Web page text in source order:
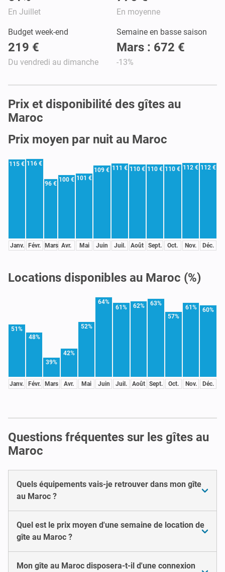
En Juillet En moyenne
Budget week-end
219 €
Du vendredi au dimanche
Semaine en basse saison
Mars : 672 €
-13%
Prix et disponibilité des gîtes au
Maroc
Prix moyen par nuit au Maroc
115 €
Janv.
116 €
Févr.
96 €
Mars
100 €
Avr.
101 €
Mai
109 €
Juin
111 €
Juil.
110 €
Août
110 €
Sept.
110 €
Oct.
112 €
Nov.
112 €
Déc.
Locations disponibles au Maroc (%)
51%
Janv.
48%
Févr.
39%
Mars
42%
Avr.
52%
Mai
64%
Juin
61%
Juil.
62%
Août
63%
Sept.
57%
Oct.
61%
Nov.
60%
Déc.
Questions fréquentes sur les gîtes au
Maroc
Quels équipements vais-je retrouver dans mon gîte
au Maroc ?
Quel est le prix moyen d'une semaine de location de
gîte au Maroc ?
Mon gîte au Maroc disposera-t-il d'une connexion